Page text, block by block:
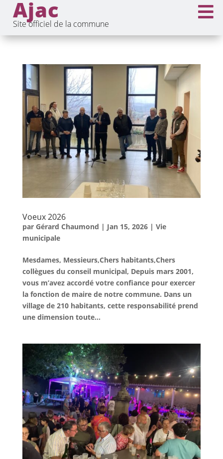
Ajac
Site officiel de la commune

Voeux 2026
par Gérard Chaumond | Jan 15, 2026| Vie
municipale
Mesdames, Messieurs,Chers habitants,Chers
collègues du conseil municipal, Depuis mars 2001,
vous m’avez accordé votre confiance pour exercer
la fonction de maire de notre commune. Dans un
village de 210 habitants, cette responsabilité prend
une dimension toute...